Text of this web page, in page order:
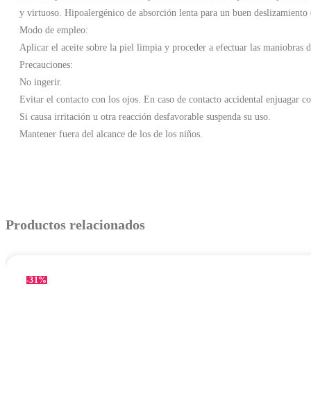
y virtuoso. Hipoalergénico de absorción lenta para un buen deslizamiento
Modo de empleo:
Aplicar el aceite sobre la piel limpia y proceder a efectuar las maniobras
Precauciones:
No ingerir.
Evitar el contacto con los ojos. En caso de contacto accidental enjuagar
Si causa irritación u otra reacción desfavorable suspenda su uso.
Mantener fuera del alcance de los de los niños.
Productos relacionados
-31%